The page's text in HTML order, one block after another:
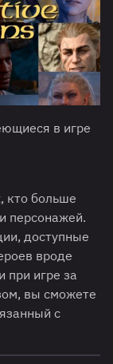
в игре
кто больше
персонажей.
доступные
вроде
при игре за
вы сможете
с